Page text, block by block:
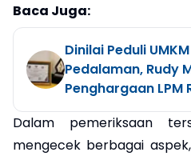
Baca Juga:
Dinilai Peduli
Pedalaman, Rudy
Penghargaan LPM
Dalam pemeriksaan
mengecek berbagai